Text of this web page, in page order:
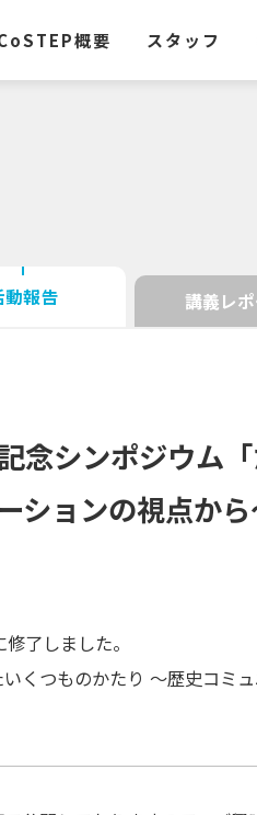
概要 スタッフ
動報告 講義レ
念シンポジウム
ションの視点から
了しました。
くつものかたり 〜歴史コミ